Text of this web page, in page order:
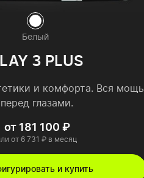
Белый
3 PLUS
и комфорта. Вся мощь
перед глазами.
от 181 100 ₽
от 6 731 ₽ в месяц
и купить